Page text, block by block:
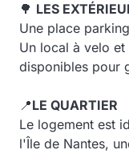
🌳 LES
Une place
Un local à velo
disponibles pour
📍LE QUARTIER
Le logement est
l'Île de Nantes,